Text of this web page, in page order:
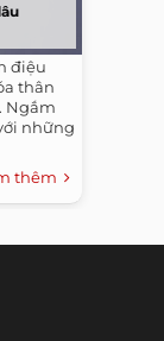
điệu
thân
Ngắm
những
thêm